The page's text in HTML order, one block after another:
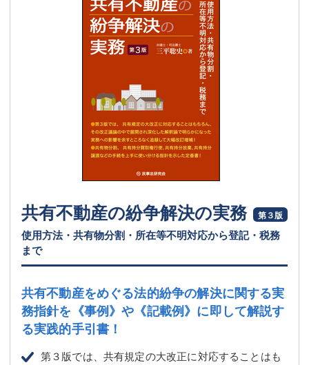
共有不動産の紛争解決の実務 第３版
使用方法・共有物分割・所在等不明対応から登記・税務
まで
共有不動産をめぐる法的紛争の解決に関する実
務指針を 《事例》や《記載例》に即して解説す
る実践的手引書！
第３版では、共有規定の大改正に対応することはも